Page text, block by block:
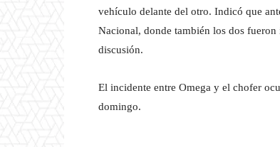
vehículo delante del otro. Indicó que
Nacional, donde también los dos
discusión.
El incidente entre Omega y el chofer
domingo.